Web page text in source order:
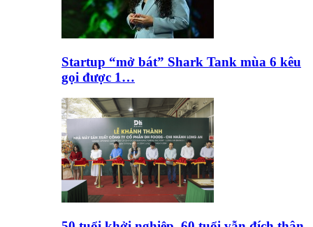
Startup “mở bát” Shark Tank mùa 6 kêu
gọi được 1…